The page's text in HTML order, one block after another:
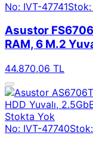
No: IVT-47741
Asustor
RAM, 6 M.2
44.870,06 TL
Stokta Yok
No: IVT-47740